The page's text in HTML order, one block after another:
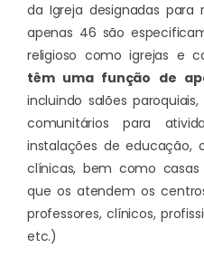
da Igreja designadas para
apenas 46 são
religioso como igrejas e
têm uma função de
incluindo salões
comunitários para
instalações de educação,
clínicas, bem como
que os atendem os
professores, clínicos,
etc.)